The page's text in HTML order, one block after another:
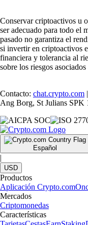
Conservar criptoactivos u
ser adecuado para todo el
pasado no garantiza el
si invertir en criptoactivos
financiera y tolerancia al
sobre los riesgos
Contacto: chat.crypto.com
Ang Borg, St Julians SPK
Español
|
USD
Productos
Aplicación Crypto.com
Mercados
Criptomonedas
Características